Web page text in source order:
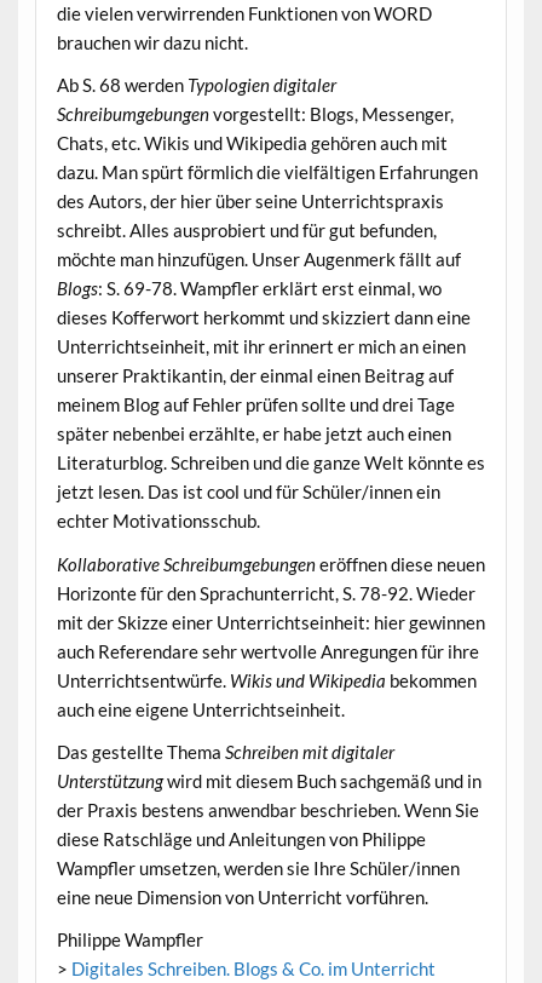
die vielen verwirrenden Funktionen von WORD
brauchen wir dazu nicht.
Ab S. 68 werden Typologien digitaler
Schreibumgebungenvorgestellt: Blogs, Messenger,
Chats, etc. Wikis und Wikipedia gehören auch mit
dazu. Man spürt förmlich die vielfältigen Erfahrungen
des Autors, der hier über seine Unterrichtspraxis
schreibt. Alles ausprobiert und für gut befunden,
möchte man hinzufügen. Unser Augenmerk fällt auf
Blogs: S. 69-78. Wampfler erklärt erst einmal, wo
dieses Kofferwort herkommt und skizziert dann eine
Unterrichtseinheit, mit ihr erinnert er mich an einen
unserer Praktikantin, der einmal einen Beitrag auf
meinem Blog auf Fehler prüfen sollte und drei Tage
später nebenbei erzählte, er habe jetzt auch einen
Literaturblog. Schreiben und die ganze Welt könnte es
jetzt lesen. Das ist cool und für Schüler/innen ein
echter Motivationsschub.
Kollaborative Schreibumgebungeneröffnen diese neuen
Horizonte für den Sprachunterricht, S. 78-92. Wieder
mit der Skizze einer Unterrichtseinheit: hier gewinnen
auch Referendare sehr wertvolle Anregungen für ihre
Unterrichtsentwürfe. Wikis und Wikipedia bekommen
auch eine eigene Unterrichtseinheit.
Das gestellte Thema Schreiben mit digitaler
Unterstützungwird mit diesem Buch sachgemäß und in
der Praxis bestens anwendbar beschrieben. Wenn Sie
diese Ratschläge und Anleitungen von Philippe
Wampfler umsetzen, werden sie Ihre Schüler/innen
eine neue Dimension von Unterricht vorführen.
Philippe Wampfler
> Digitales Schreiben. Blogs & Co. im Unterricht